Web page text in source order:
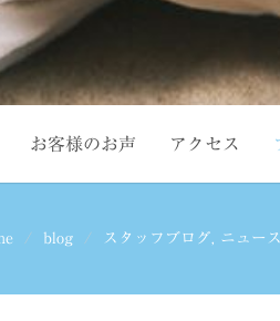
お客様のお声 アクセス
blog スタッフブログ, ニュース